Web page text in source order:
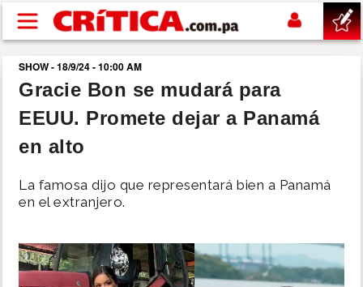
Pasar al contenido principal
buscar
SUCESOS
POLÍTICA
SHOW
SHOW - 18/9/24 - 10:00 AM
Gracie Bon se mudará para
EEUU. Promete dejar a Panamá
en alto
La famosa dijo que representará bien a Panamá
en el extranjero.